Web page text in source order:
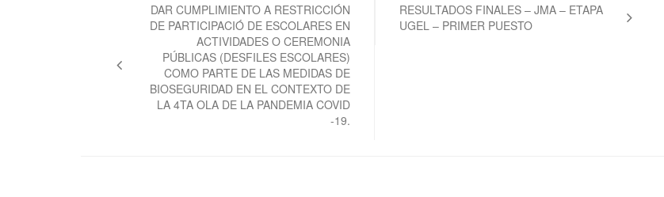
entradas
DAR CUMPLIMIENTO A RESTRICCIÓN
DE PARTICIPACIÓ DE ESCOLARES EN
ACTIVIDADES O CEREMONIA
PÚBLICAS (DESFILES ESCOLARES)
COMO PARTE DE LAS MEDIDAS DE
BIOSEGURIDAD EN EL CONTEXTO DE
LA 4TA OLA DE LA PANDEMIA COVID
-19.
RESULTADOS FINALES – JMA – ETAPA
UGEL – PRIMER PUESTO